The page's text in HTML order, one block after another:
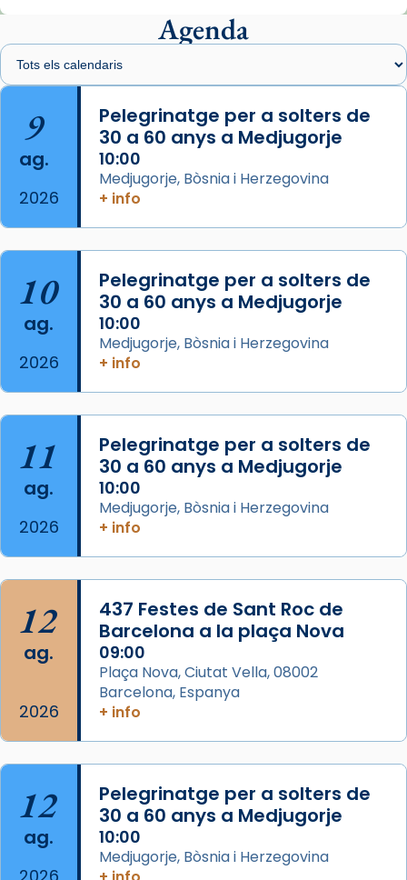
presidit aquest 27 de juliol la missa de Les
Santes de Mataró.
🔗 tinyurl.com/cvu5jmbk
📸 J. Merino
Photo
View on Facebook ·
de Barcelona.
Aquest dilluns, 27 de juliol, ha tingut lloc la
missa d’acció de gràcies en agraïment al
comitè organitzador de la visita apostòlica
del Sant Pare Lleó XIV a Barcelona, i als
col·laboradors, a la Catedral de Barcelona.
L’arquebisbe de Barcelona, el cardenal Joan
Josep Omella, ha presidit la missa i l’ha
concelebrat el bisbe auxiliar de Barcelona,
Mons. David Abadías.
📸 Dr. G. Simón
Photo
View on Facebook · Share
Arquebisbat de Barcelona
2 weeks ago
Memòria de les santes Juliana i
Semproniana, verges i màrtirs.
Acompanyant la història de sant Cugat, a
partir de l’Edat Mitjana sorgeix la tradició
que les santes Juliana (“relatiu a Júlia”) i
Semproniana (“relatiu a Semprònia =
eterna”) són deixebles seves. I l’any 1667, el
frare Joan Gaspar Roig, afirma en una obra
que les santes són filles de l’antiga Iluro.
Mataró en reivindicarà les relíquies fins que
Agenda
9
ag.
2026
Pelegrinatge per a solters de
30 a 60 anys a Medjugorje
10:00
Medjugorje, Bòsnia i Herzegovina
+ info
10
ag.
2026
Pelegrinatge per a solters de
30 a 60 anys a Medjugorje
10:00
Medjugorje, Bòsnia i Herzegovina
+ info
11
ag.
2026
Pelegrinatge per a solters de
30 a 60 anys a Medjugorje
10:00
Medjugorje, Bòsnia i Herzegovina
+ info
12
ag.
2026
437 Festes de Sant Roc de
Barcelona a la plaça Nova
09:00
Plaça Nova, Ciutat Vella, 08002
Barcelona, Espanya
+ info
12
ag.
Pelegrinatge per a solters de
30 a 60 anys a Medjugorje
10:00
Medjugorje, Bòsnia i Herzegovina